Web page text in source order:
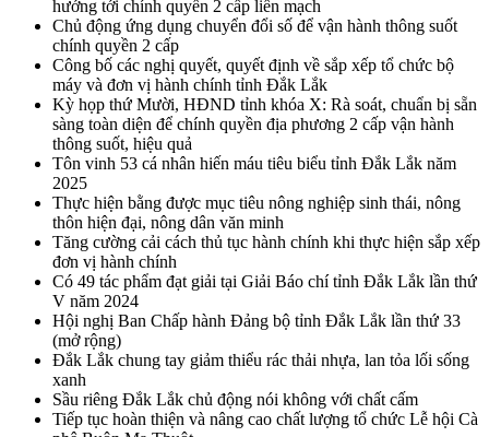
hướng tới chính quyền 2 cấp liền mạch
Chủ động ứng dụng chuyển đổi số để vận hành thông suốt
chính quyền 2 cấp
Công bố các nghị quyết, quyết định về sắp xếp tổ chức bộ
máy và đơn vị hành chính tỉnh Đắk Lắk
Kỳ họp thứ Mười, HĐND tỉnh khóa X: Rà soát, chuẩn bị sẵn
sàng toàn diện để chính quyền địa phương 2 cấp vận hành
thông suốt, hiệu quả
Tôn vinh 53 cá nhân hiến máu tiêu biểu tỉnh Đắk Lắk năm
2025
Thực hiện bằng được mục tiêu nông nghiệp sinh thái, nông
thôn hiện đại, nông dân văn minh
Tăng cường cải cách thủ tục hành chính khi thực hiện sắp xếp
đơn vị hành chính
Có 49 tác phẩm đạt giải tại Giải Báo chí tỉnh Đắk Lắk lần thứ
V năm 2024
Hội nghị Ban Chấp hành Đảng bộ tỉnh Đắk Lắk lần thứ 33
(mở rộng)
Đắk Lắk chung tay giảm thiểu rác thải nhựa, lan tỏa lối sống
xanh
Sầu riêng Đắk Lắk chủ động nói không với chất cấm
Tiếp tục hoàn thiện và nâng cao chất lượng tổ chức Lễ hội Cà